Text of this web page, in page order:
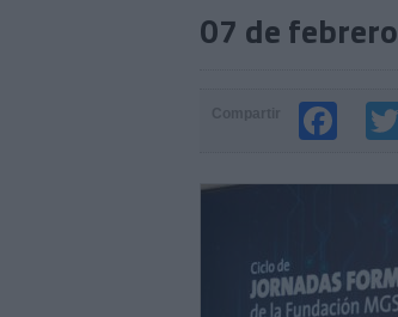
07 de febrero